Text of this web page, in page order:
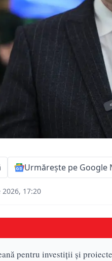
Urmărește pe Google
17:20
pentru investiții și